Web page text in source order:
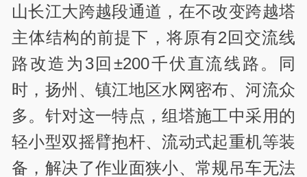
山长江大跨越段通道，在不改变跨越塔
主体结构的前提下，将原有2回交流线
路改造为3回±200千伏直流线路。同
时，扬州、镇江地区水网密布、河流众
多。针对这一特点，组塔施工中采用的
轻小型双摇臂抱杆、流动式起重机等装
备，解决了作业面狭小、常规吊车无法